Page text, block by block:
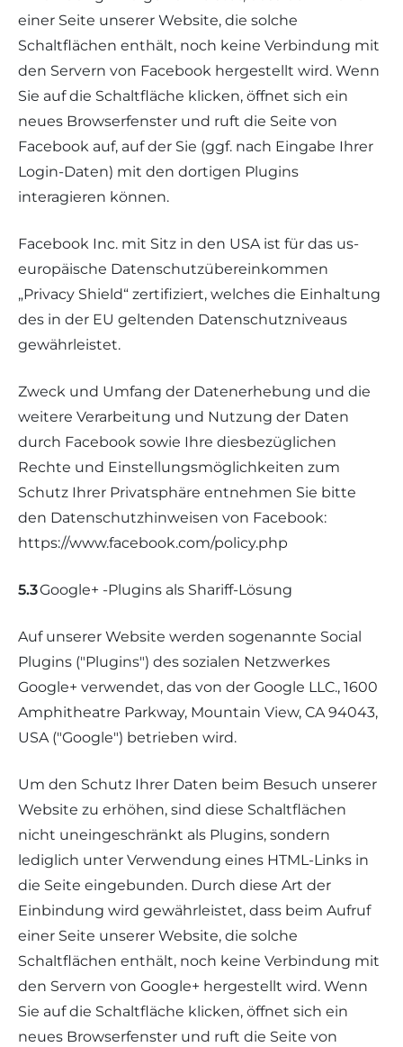
einer Seite unserer Website, die solche
Schaltflächen enthält, noch keine Verbindung mit
den Servern von Facebook hergestellt wird. Wenn
Sie auf die Schaltfläche klicken, öffnet sich ein
neues Browserfenster und ruft die Seite von
Facebook auf, auf der Sie (ggf. nach Eingabe Ihrer
Login-Daten) mit den dortigen Plugins
interagieren können.
Facebook Inc. mit Sitz in den USA ist für das us-
europäische Datenschutzübereinkommen
„Privacy Shield“ zertifiziert, welches die Einhaltung
des in der EU geltenden Datenschutzniveaus
gewährleistet.
Zweck und Umfang der Datenerhebung und die
weitere Verarbeitung und Nutzung der Daten
durch Facebook sowie Ihre diesbezüglichen
Rechte und Einstellungsmöglichkeiten zum
Schutz Ihrer Privatsphäre entnehmen Sie bitte
den Datenschutzhinweisen von Facebook:
https://www.facebook.com/policy.php
5.3Google+ -Plugins als Shariff-Lösung
Auf unserer Website werden sogenannte Social
Plugins ("Plugins") des sozialen Netzwerkes
Google+ verwendet, das von der Google LLC., 1600
Amphitheatre Parkway, Mountain View, CA 94043,
USA ("Google") betrieben wird.
Um den Schutz Ihrer Daten beim Besuch unserer
Website zu erhöhen, sind diese Schaltflächen
nicht uneingeschränkt als Plugins, sondern
lediglich unter Verwendung eines HTML-Links in
die Seite eingebunden. Durch diese Art der
Einbindung wird gewährleistet, dass beim Aufruf
einer Seite unserer Website, die solche
Schaltflächen enthält, noch keine Verbindung mit
den Servern von Google+ hergestellt wird. Wenn
Sie auf die Schaltfläche klicken, öffnet sich ein
neues Browserfenster und ruft die Seite von